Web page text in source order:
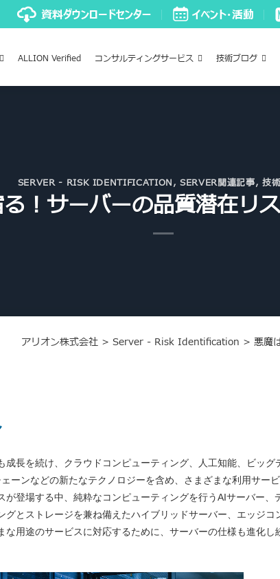
ALLION Verified コンサルティングサービス 技術ブログ
SERVER - RISK IDENTIFICATION,SERVER関連記事, 技
！サーバーの品質潜在リ
アリオン株式会社> Server - Risk Identification > 悪魔
長を続け、クラウドコンピューティング、人工知能、ビッグ
ーンなどの新たなテクノロジーを含め、さまざまな利用サー
登場する中、純粋なコンピューティングを行うAIサーバー、
とストレージを兼ね備えたハイブリッドサーバー、エッジコ
用途のサービスに対応するために、サーバーの仕様も進化し